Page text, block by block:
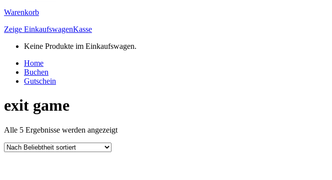
Warenkorb
Zeige EinkaufswagenKasse
Keine Produkte im Einkaufswagen.
Home
Buchen
Gutschein
exit game
Alle 5 Ergebnisse werden angezeigtNach